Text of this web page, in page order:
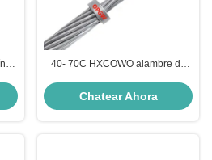
40- 70C HXCOWO alambre de
cable de fibra óptica 2-288
núcleos
Chatear Ahora